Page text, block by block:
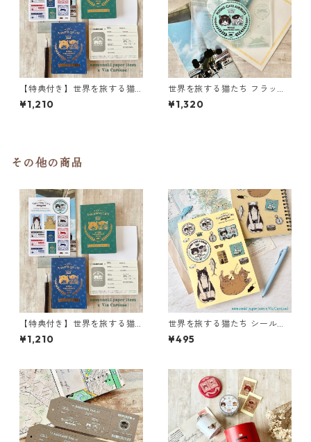
【特典付き】世界を旅する猫
たち 箔押しパスポート風ノー
トセット
¥1,210
世界を旅する猫たち フラット
クリアポーチ
¥1,320
その他の商品
【特典付き】世界を旅する猫
たち 箔押しパスポート風ノー
トセット
¥1,210
世界を旅する猫たち シールシ
ート
¥495